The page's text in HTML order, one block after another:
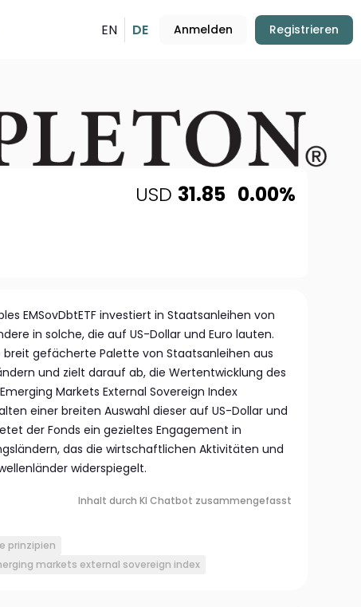
EN DE Anmelden Registrieren
USD 31.85 0.00%
EMSovDbtETF investiert in Staatsanleihen von
in solche, die auf US-Dollar und Euro lauten.
gefächerte Palette von Staatsanleihen aus
und zielt darauf ab, die Wertentwicklung des
Markets External Sovereign Index
einer breiten Auswahl dieser auf US-Dollar und
der Fonds ein gezieltes Engagement in
das die wirtschaftlichen Aktivitäten und
widerspiegelt.
Inhalt durch KI Chatbot zusammengefasst
prinzipien
markets external sovereign index